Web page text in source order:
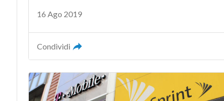
16 Ago 2019
Condividi